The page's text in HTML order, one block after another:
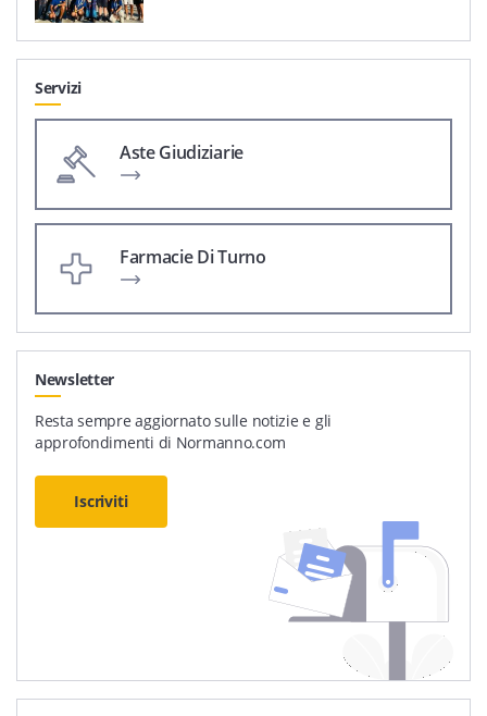
Servizi
Aste Giudiziarie
Farmacie Di Turno
Newsletter
Resta sempre aggiornato sulle notizie e gli
approfondimenti di Normanno.com
Iscriviti